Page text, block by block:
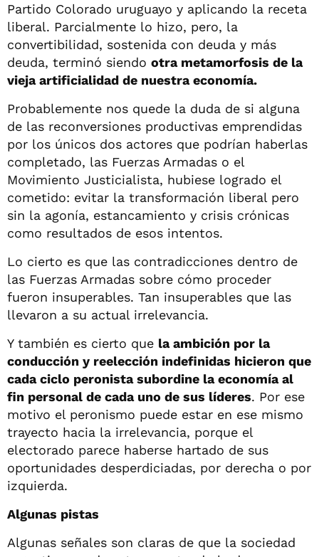
Partido Colorado uruguayo y aplicando la receta
liberal. Parcialmente lo hizo, pero, la
convertibilidad, sostenida con deuda y más
deuda, terminó siendo otra metamorfosis de la
vieja artificialidad de nuestra economía.
Probablemente nos quede la duda de si alguna
de las reconversiones productivas emprendidas
por los únicos dos actores que podrían haberlas
completado, las Fuerzas Armadas o el
Movimiento Justicialista, hubiese logrado el
cometido: evitar la transformación liberal pero
sin la agonía, estancamiento y crisis crónicas
como resultados de esos intentos.
Lo cierto es que las contradicciones dentro de
las Fuerzas Armadas sobre cómo proceder
fueron insuperables. Tan insuperables que las
llevaron a su actual irrelevancia.
Y también es cierto que la ambición por la
conducción y reelección indefinidas hicieron que
cada ciclo peronista subordine la economía al
fin personal de cada uno de sus líderes. Por ese
motivo el peronismo puede estar en ese mismo
trayecto hacia la irrelevancia, porque el
electorado parece haberse hartado de sus
oportunidades desperdiciadas, por derecha o por
izquierda.
Algunas pistas
Algunas señales son claras de que la sociedad